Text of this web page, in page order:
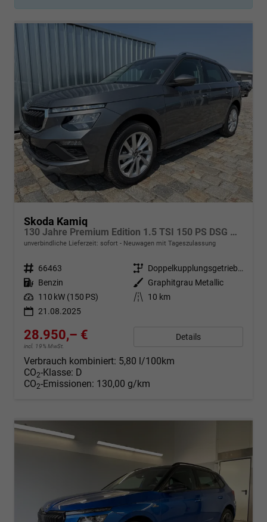
Skoda Kamiq
130 Jahre Premium Edition 1.5 TSI 150 PS DSG Anhängerkupplung-AppleCarPlay-AndroidAuto-Winterpaket-Alcantara-DAB-Tempomat-Totwinkelassist-Kamera-SunSet-el.Heckklappe-17''Alu-Sofort
unverbindliche Lieferzeit: sofort Neuwagen mit Tageszulassung
Fahrzeugnr. 66463 Getriebe
Doppelkupplungsgetriebe (DSG)
Kraftstoff Benzin Außenfarbe
Graphitgrau Metallic
Leistung 110 kW (150 PS) Kilometerstand
10 km
21.08.2025
28.950,– €
incl. 19% MwSt.
Details
Verbrauch kombiniert: 5,80 l/100km
CO2-Klasse: D
CO2-Emissionen: 130,00 g/km